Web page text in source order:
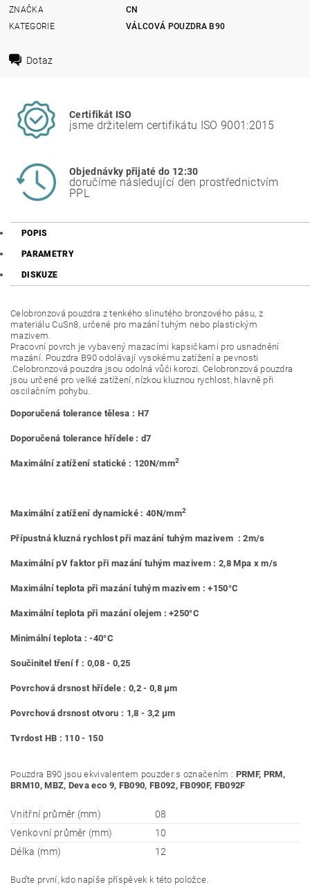
ZNAČKA
CN
KATEGORIE
VÁLCOVÁ POUZDRA B90
Dotaz
Certifikát ISO
jsme držitelem certifikátu ISO 9001:2015
Objednávky přijaté do 12:30
doručíme následující den prostřednictvím
PPL
POPIS
PARAMETRY
DISKUZE
Celobronzová pouzdra z tenkého slinutého bronzového pásu, z
materiálu CuSn8, určené pro mazání tuhým nebo plastickým
mazivem.
Pracovní povrch je vybavený mazacími kapsičkami pro usnadnění
mazání. Pouzdra B90 odolávají vysokému zatížení a pevnosti
.Celobronzová pouzdra jsou odolná vůči korozi. Celobronzová pouzdra
jsou určené pro velké zatížení, nízkou kluznou rychlost, hlavně při
oscilačním pohybu.
Doporučená tolerance tělesa : H7
Doporučená tolerance hřídele : d7
Maximální zatížení statické : 120N/mm2
Maximální zatížení dynamické : 40N/mm2
Přípustná kluzná rychlost při mazání tuhým mazivem : 2m/s
Maximální pV faktor při mazání tuhým mazivem : 2,8 Mpa x m/s
Maximální teplota při mazání tuhým mazivem : +150°C
Maximální teplota při mazání olejem : +250°C
Minimální teplota : -40°C
Součinitel tření f : 0,08 - 0,25
Povrchová drsnost hřídele : 0,2 - 0,8 μm
Povrchová drsnost otvoru : 1,8 - 3,2 μm
Tvrdost HB : 110 - 150
Pouzdra B90 jsou ekvivalentem pouzder s označením : PRMF, PRM,
BRM10, MBZ, Deva eco 9, FB090, FB092, FB090F, FB092F
Vnitřní průměr (mm)
08
Venkovní průměr (mm)
10
Délka (mm)
12
Buďte první, kdo napíše příspěvek k této položce.